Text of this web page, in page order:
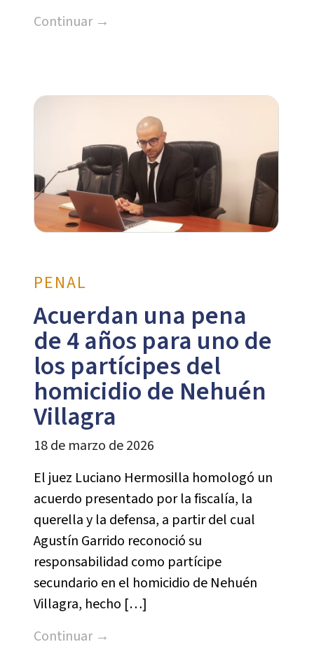
Continuar →
PENAL
Acuerdan una pena
de 4 años para uno de
los partícipes del
homicidio de Nehuén
Villagra
18 de marzo de 2026
El juez Luciano Hermosilla homologó un
acuerdo presentado por la fiscalía, la
querella y la defensa, a partir del cual
Agustín Garrido reconoció su
responsabilidad como partícipe
secundario en el homicidio de Nehuén
Villagra, hecho […]
Continuar →